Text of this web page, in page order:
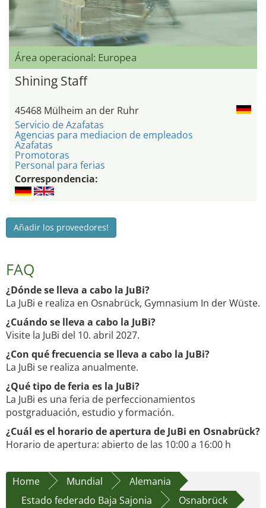
Área operacional: Europea
Shining Staff
45468 Mülheim an der Ruhr
Servicio de Azafatas
Agencias para mediacion de empleados
Azafatas
Promotoras
Personal para ferias
Correspondencia:
Añadir los proveedores!
FAQ
¿Dónde se lleva a cabo la JuBi?
La JuBi e realiza en Osnabrück, Gymnasium In der Wüste.
¿Cuándo se lleva a cabo la JuBi?
Visite la JuBi del 10. abril 2027.
¿Con qué frecuencia se lleva a cabo la JuBi?
La JuBi se realiza anualmente.
¿Qué tipo de feria es la JuBi?
La JuBi es una feria de perfeccionamientos
postgraduación, estudio y formación.
¿Cuál es el horario de apertura de JuBi en Osnabrück?
Horario de apertura: abierto de las 10:00 a 16:00 h
Home Mundial
Alemania
Estado federado Baja Sajonia
Osnabrück